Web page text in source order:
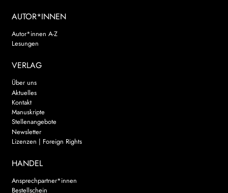
AUTOR*INNEN
Autor*innen A-Z
Lesungen
VERLAG
Über uns
Aktuelles
Kontakt
Manuskripte
Stellenangebote
Newsletter
Lizenzen | Foreign Rights
HANDEL
Ansprechpartner*innen
Bestellschein